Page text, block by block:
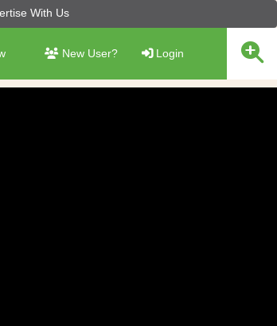
With Us
New User? Login